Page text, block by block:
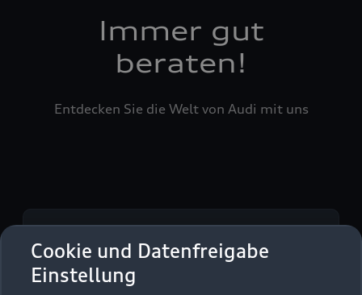
Cookie und Datenfreigabe
Einstellung
Immer gut
beraten!
Entdecken Sie die Welt von Audi mit uns
Serviceberater kontaktieren